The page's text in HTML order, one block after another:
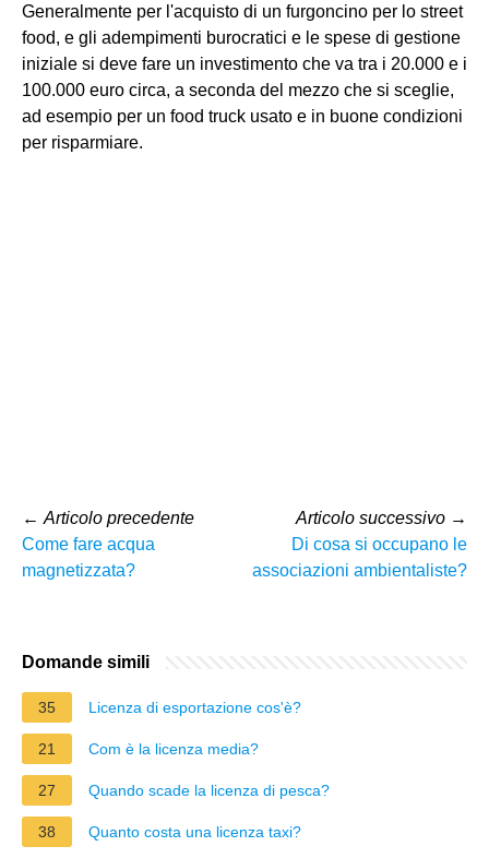
Generalmente per l'acquisto di un furgoncino per lo street
food, e gli adempimenti burocratici e le spese di gestione
iniziale si deve fare un investimento che va tra i 20.000 e i
100.000 euro circa, a seconda del mezzo che si sceglie,
ad esempio per un food truck usato e in buone condizioni
per risparmiare.
← Articolo precedente
Come fare acqua
magnetizzata?
Articolo successivo →
Di cosa si occupano le
associazioni ambientaliste?
Domande simili
35 Licenza di esportazione cos'è?
21 Com è la licenza media?
27 Quando scade la licenza di pesca?
38 Quanto costa una licenza taxi?